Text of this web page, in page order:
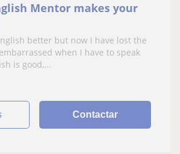
Mentor makes your
better but now I have lost the
when I have to speak
is good,...
Contactar